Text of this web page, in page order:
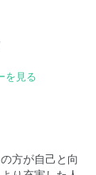
を見る
方が自己と向